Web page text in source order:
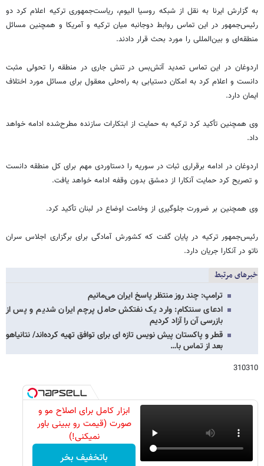
به گزارش ایرنا به نقل از شبکه روسیا الیوم، ریاست‌جمهوری ترکیه اعلام کرد دو
رئیس‌جمهور در این تماس روابط دوجانبه میان ترکیه و آمریکا و همچنین مسائل
منطقه‌ای و بین‌المللی را مورد بحث قرار دادند.
اردوغان در این تماس تمدید آتش‌بس در تنش جاری در منطقه را تحولی مثبت
دانست و اعلام کرد به امکان دستیابی به راه‌حلی معقول برای مسائل مورد اختلاف
ایمان دارد.
وی همچنین تأکید کرد ترکیه به حمایت از ابتکارات سازنده مطرح‌شده ادامه خواهد
داد.
اردوغان در ادامه برقراری ثبات در سوریه را دستاوردی مهم برای کل منطقه دانست
و تصریح کرد حمایت آنکارا از دمشق بدون وقفه ادامه خواهد یافت.
وی همچنین بر ضرورت جلوگیری از وخامت اوضاع در لبنان تأکید کرد.
رئیس‌جمهور ترکیه در پایان گفت که کشورش آمادگی برای برگزاری اجلاس سران
ناتو در آنکارا جریان دارد.
خبرهای مرتبط
ترامپ: چند روز منتظر پاسخ ایران می‌مانیم
ادعای سنتکام: وارد یک نفتکش حامل پرچم ایران شدیم و پس از
بازرسی آن را آزاد کردیم
قطر و پاکستان پیش نویس تازه ای برای توافق تهیه کرده‌اند/ نتانیاهو
بعد از تماس با…
310310
ابزار کامل برای اصلاح مو و
صورت (قیمت رو ببینی باور
نمیکنی!)
باتخفیف بخر